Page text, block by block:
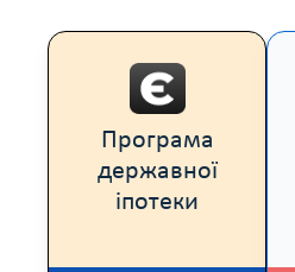
Програма
державної
іпотеки